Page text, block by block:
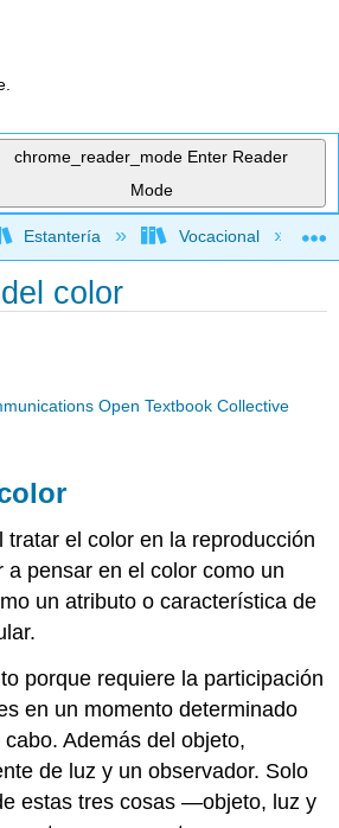
chrome_reader_mode Enter Reader
Mode
jerarquía global
Estantería Vocacional
color
Open Textbook Collective
tratar el color en la reproducción
a pensar en el color como un
un atributo o característica de
porque requiere la participación
en un momento determinado
Además del objeto,
de luz y un observador. Solo
estas tres cosas —objeto, luz y